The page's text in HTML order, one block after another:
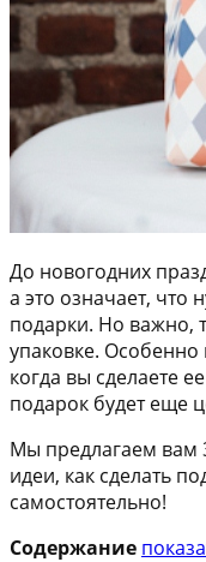
До новогодних
а это означает, что
подарки. Но важно,
упаковке.
когда вы сделаете
подарок будет еще
Мы предлагаем вам
идеи, как сделать
самостоятельно!
Содержание